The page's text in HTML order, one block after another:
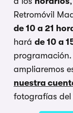
Retromóvil
de 10 a 21
hará de 10 a
programación.
ampliaremos
nuestra
fotografías del